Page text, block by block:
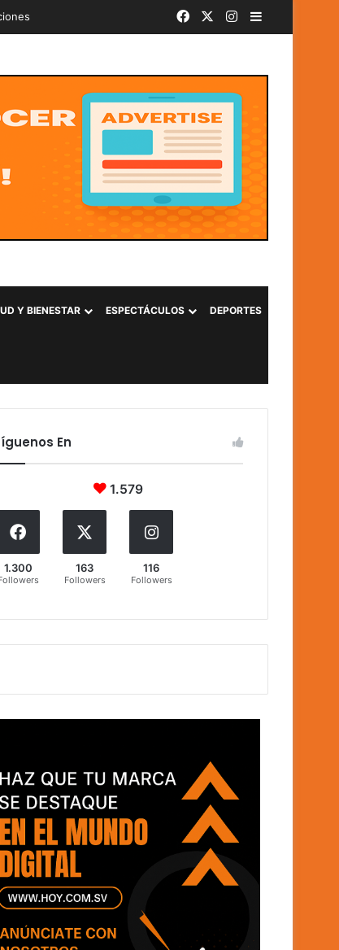
en Lourdes, Colón FacebookInstagram
Barra lateral
Y BIENESTAR ESPECTÁCULOS DEPORTES
En
1.579
1.300 163
Followers
116
Followers